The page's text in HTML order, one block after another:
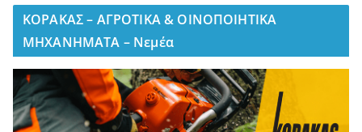
ΚΟΡΑΚΑΣ – ΑΓΡΟΤΙΚΑ & ΟΙΝΟΠΟΙΗΤΙΚΑ
ΜΗΧΑΝΗΜΑΤΑ – Νεμέα